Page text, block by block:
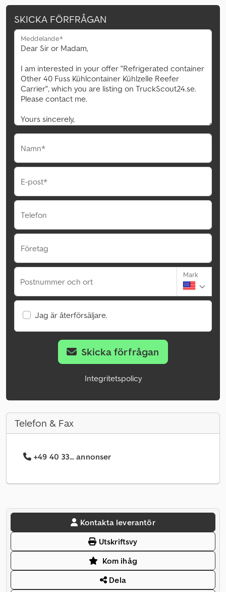
SKICKA FÖRFRÅGAN
Meddelande*
Namn*
E-post*
Telefon
Företag
Postnummer och ort
Mark
Jag är återförsäljare.
Skicka förfrågan
Integritetspolicy
Telefon & Fax
+49 40 33... annonser
Kontakta leverantör
Utskriftsvy
Kom ihåg
Dela